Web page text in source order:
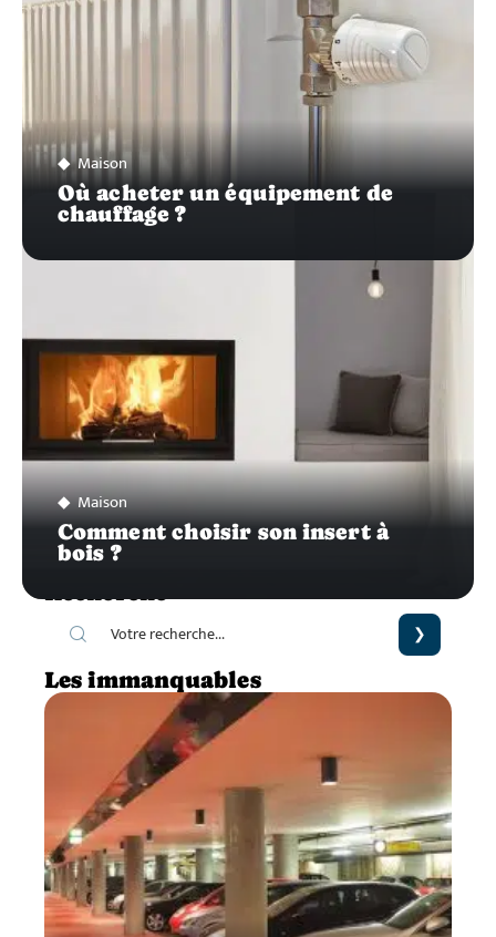
Maison
Où acheter un équipement de
chauffage ?
Maison
Comment choisir son insert à
bois ?
Recherche
Les immanquables